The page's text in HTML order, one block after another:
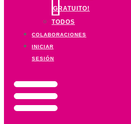
GRATUITO!
TODOS
COLABORACIONES
INICIAR
SESIÓN